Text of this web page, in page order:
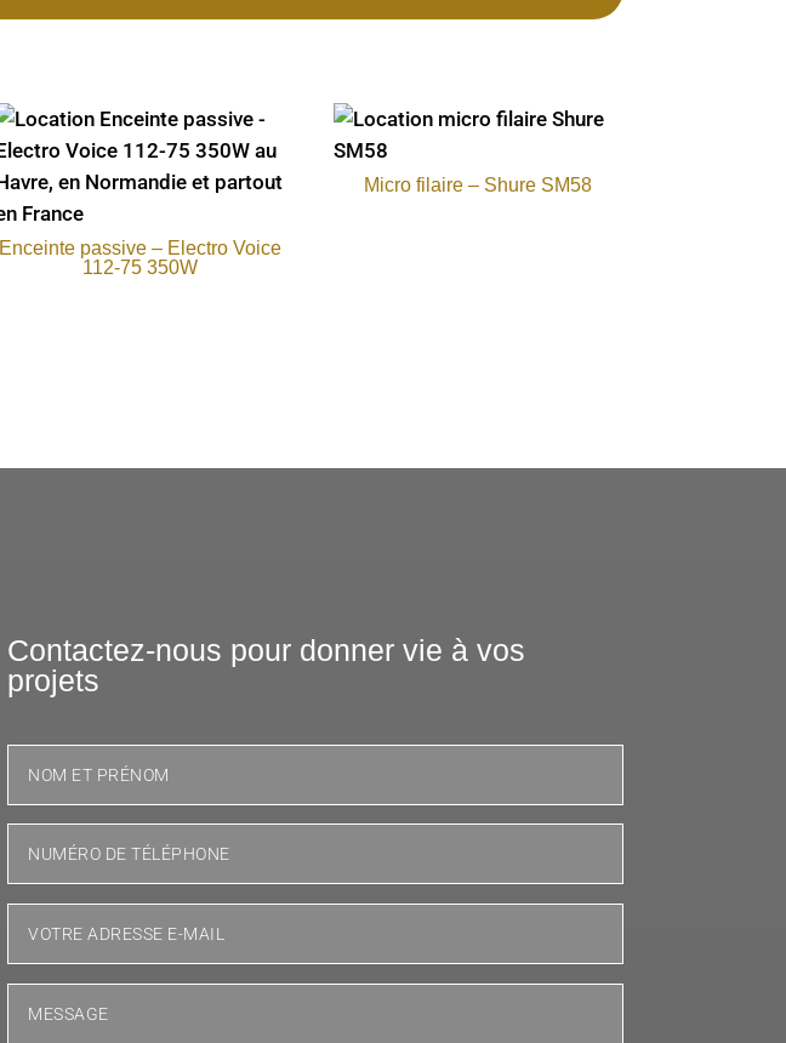
Enceinte passive – Electro Voice
112-75 350W
Micro filaire – Shure SM58
Contactez-nous pour donner vie à vos
projets